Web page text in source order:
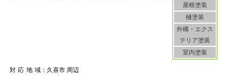
屋根塗装
樋塗装
外構・エクス
テリア塗装
室内塗装
対応地域：久喜市 周辺